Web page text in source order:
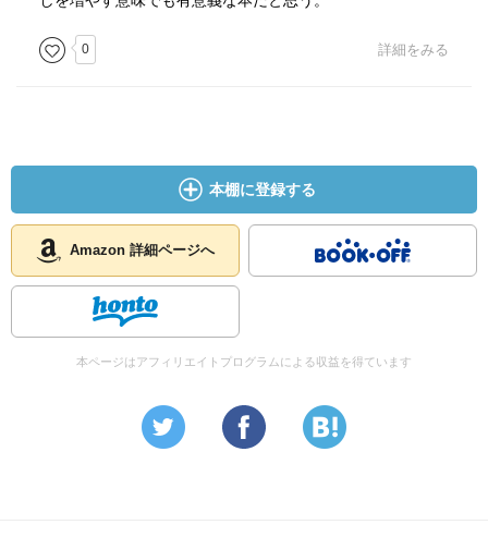
0 詳細をみる
本棚に登録する
Amazon 詳細ページへ
本ページはアフィリエイトプログラムによる収益を得ています